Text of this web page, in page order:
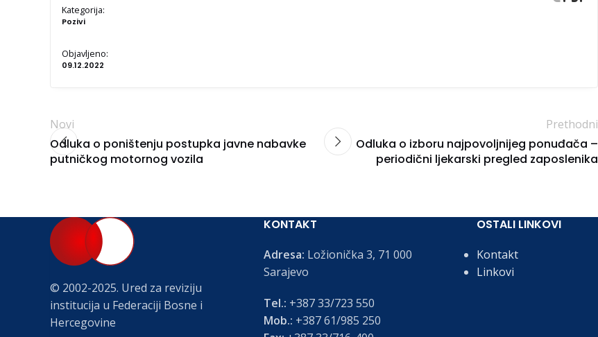
Kategorija:
Pozivi
Objavljeno:
09.12.2022
Novi
Odluka o poništenju postupka javne nabavke
putničkog motornog vozila
Prethodni
Odluka o izboru najpovoljnijeg ponuđača –
periodični ljekarski pregled zaposlenika
© 2002-2025. Ured za reviziju
institucija u Federaciji Bosne i
Hercegovine
KONTAKT
Adresa: Ložionička 3, 71 000
Sarajevo
Tel.: +387 33/723 550
Mob.: +387 61/985 250
OSTALI LINKOVI
Kontakt
Linkovi